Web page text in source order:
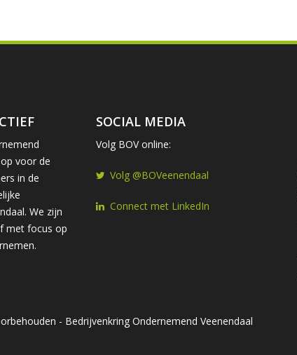
voor de
in de
We zijn
met focus op
SOCIAL MEDIA
Volg BOV online:
Volg @BOVeenendaal
Connect met LinkedIn
- Bedrijvenkring Ondernemend Veenendaal